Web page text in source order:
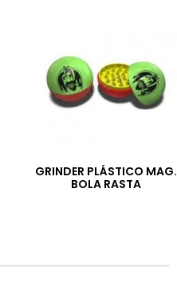
GRINDER PLÁSTICO MAG.
BOLA RASTA